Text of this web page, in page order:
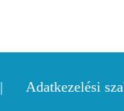
Adatkezelési